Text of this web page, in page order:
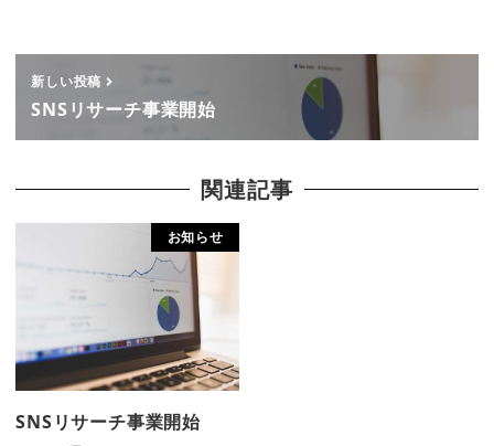
新しい投稿
SNSリサーチ事業開始
関連記事
お知らせ
SNSリサーチ事業開始